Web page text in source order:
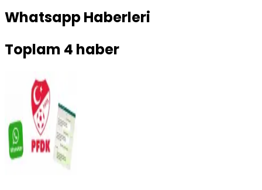
Whatsapp Haberleri
Toplam 4 haber